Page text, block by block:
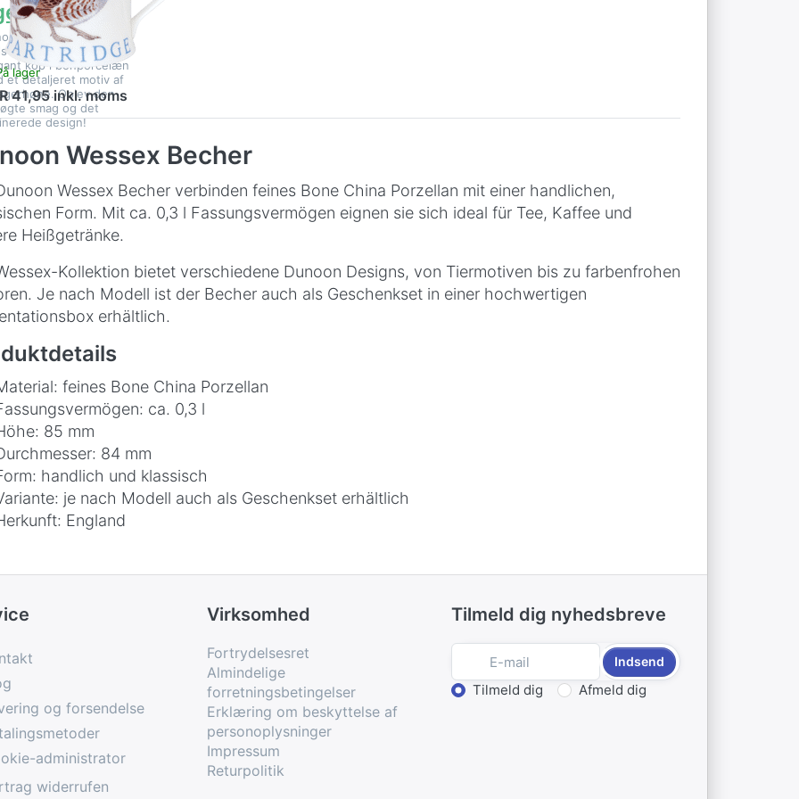
Wessex Game
Partridge – en
kop i benporcelæn
et detaljeret motiv af
Oplev den
smag og det
design!
lager
41,95 inkl. moms
Wessex Becher
Wessex Becher verbinden feines Bone China Porzellan mit einer handlichen,
Form. Mit ca. 0,3 l Fassungsvermögen eignen sie sich ideal für Tee, Kaffee und
Heißgetränke.
Kollektion bietet verschiedene Dunoon Designs, von Tiermotiven bis zu farbenfrohen
Je nach Modell ist der Becher auch als Geschenkset in einer hochwertigen
erhältlich.
feines Bone China Porzellan
ca. 0,3 l
85 mm
84 mm
handlich und klassisch
je nach Modell auch als Geschenkset erhältlich
England
og forsendelse
administrator
widerrufen
Virksomhed
Fortrydelsesret
Almindelige
forretningsbetingelser
Erklæring om beskyttelse af
personoplysninger
Impressum
Returpolitik
Tilmeld dig nyhedsbreve
Indsend
Vælg handling
Tilmeld dig Afmeld dig